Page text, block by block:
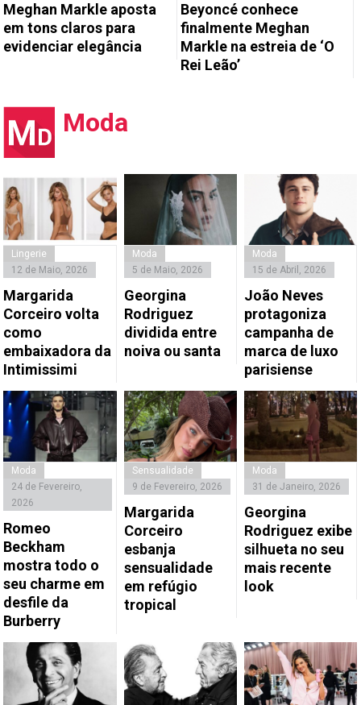
Meghan Markle aposta
em tons claros para
evidenciar elegância
Beyoncé conhece
finalmente Meghan
Markle na estreia de ‘O
Rei Leão’
Moda
Lingerie
12 de Maio, 2026
Margarida
Corceiro volta
como
embaixadora da
Intimissimi
Moda
5 de Maio, 2026
Georgina
Rodriguez
dividida entre
noiva ou santa
Moda
15 de Abril, 2026
João Neves
protagoniza
campanha de
marca de luxo
parisiense
Moda
24 de Fevereiro,
2026
Romeo
Beckham
mostra todo o
seu charme em
desfile da
Burberry
Sensualidade
9 de Fevereiro, 2026
Margarida
Corceiro
esbanja
sensualidade
em refúgio
tropical
Moda
31 de Janeiro, 2026
Georgina
Rodriguez exibe
silhueta no seu
mais recente
look